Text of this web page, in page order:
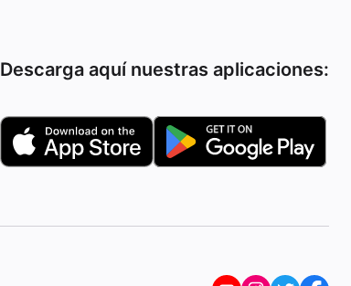
Descarga aquí nuestras aplicaciones: